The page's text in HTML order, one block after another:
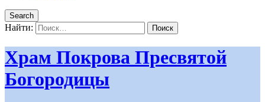
Search
Найти:
Храм Покрова Пресвятой
Богородицы